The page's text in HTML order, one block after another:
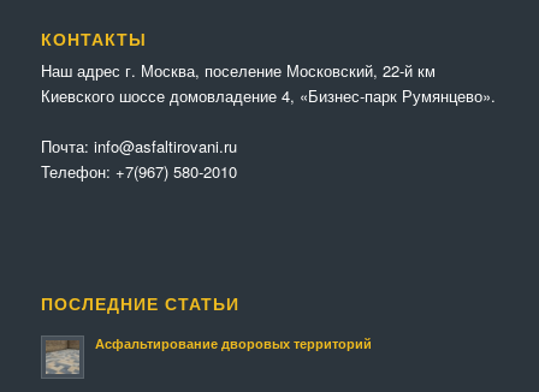
КОНТАКТЫ
Наш адрес г. Москва, поселение Московский, 22-й км
Киевского шоссе домовладение 4, «Бизнес-парк Румянцево».
Почта: info@asfaltirovani.ru
Телефон: +7(967) 580-2010
ПОСЛЕДНИЕ СТАТЬИ
Асфальтирование дворовых территорий